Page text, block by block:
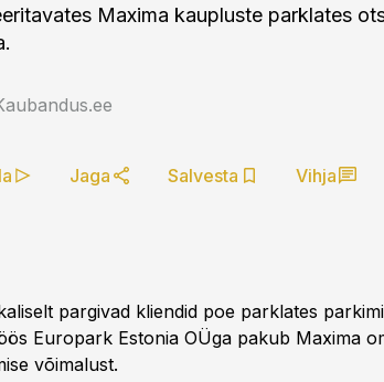
Maxima kaupluste parklates
Jaga Salvesta Vihja
pargivad kliendid poe parklates
Europark Estonia OÜga pakub Maxima
võimalust.